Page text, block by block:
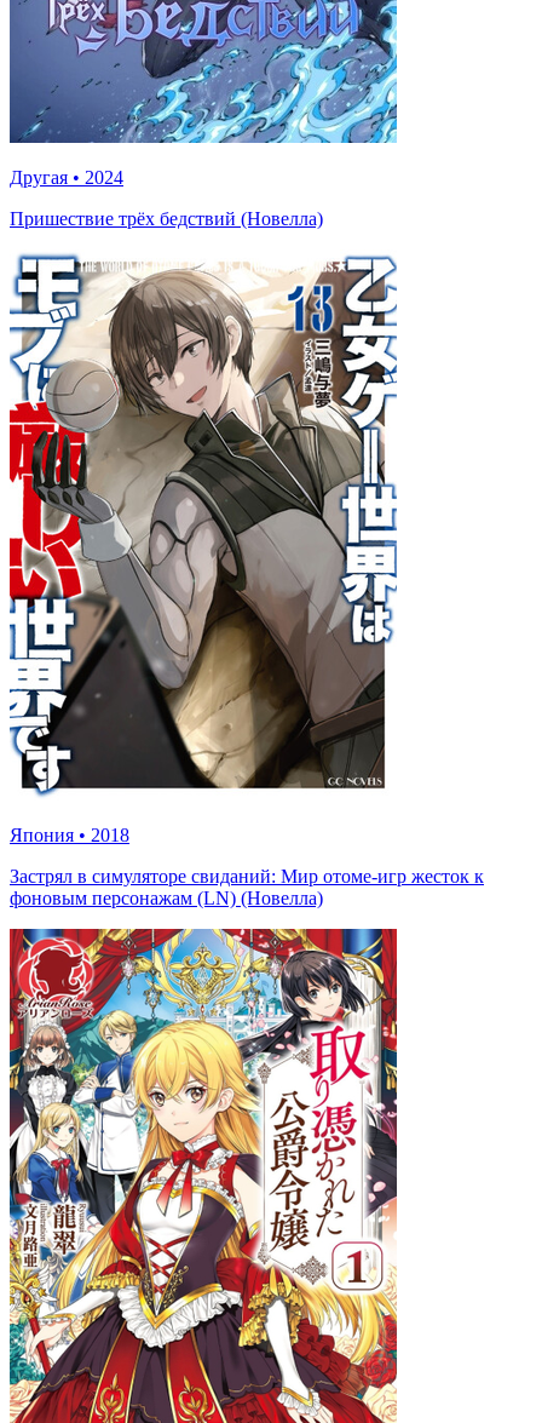
Другая • 2024
Пришествие трёх бедствий (Новелла)
Япония • 2018
Застрял в симуляторе свиданий: Мир отоме-игр жесток к
фоновым персонажам (LN) (Новелла)